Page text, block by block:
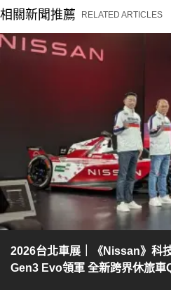
相關新聞推薦 RELATED ARTICLES
2026台北車展｜《Nissan》科
Gen3 Evo領軍 全新跨界休旅車